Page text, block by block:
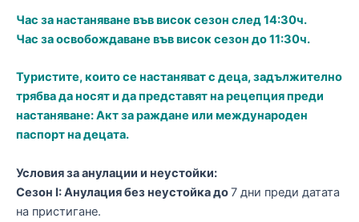
Час за настаняване във висок сезон след 14:30ч.
Час за освобождаване във висок сезон до 11:30ч.
Туристите, които се настаняват с деца, задължително
трябва да носят и да представят на рецепция преди
настаняване: Акт за раждане или международен
паспорт на децата.
Условия за анулации и неустойки:
Сезон I: Анулация без неустойка до7 дни преди датата
на пристигане.